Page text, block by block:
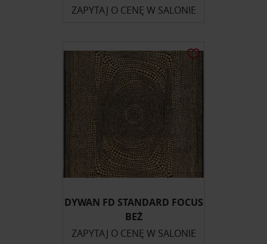
ZAPYTAJ O CENĘ W SALONIE
DYWAN FD STANDARD FOCUS
BEŻ
ZAPYTAJ O CENĘ W SALONIE